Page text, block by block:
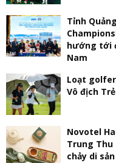
Tỉnh
hướng tới
Nam
Loạt
Vô địch
Novotel
Trung Thu
chảy di